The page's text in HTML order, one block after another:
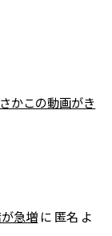
かこの動画がき
急増 に 匿名 よ